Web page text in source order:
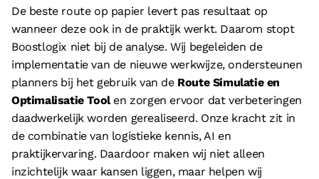
De beste route op papier levert pas resultaat op
wanneer deze ook in de praktijk werkt. Daarom stopt
Boostlogix niet bij de analyse. Wij begeleiden de
implementatie van de nieuwe werkwijze, ondersteunen
planners bij het gebruik van de Route Simulatie en
Optimalisatie Toolen zorgen ervoor dat verbeteringen
daadwerkelijk worden gerealiseerd. Onze kracht zit in
de combinatie van logistieke kennis, AI en
praktijkervaring. Daardoor maken wij niet alleen
inzichtelijk waar kansen liggen, maar helpen wij